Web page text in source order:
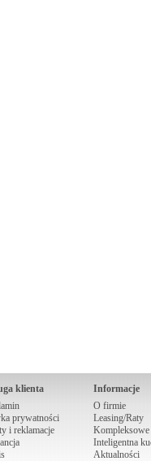
klienta
prywatności
i reklamacje
Informacje
O firmie
Leasing/Raty
Kompleksowe
Inteligentna
Aktualności